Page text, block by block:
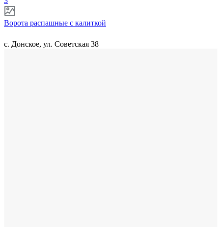
Ворота распашные с калиткой
с. Донское, ул. Советская 38